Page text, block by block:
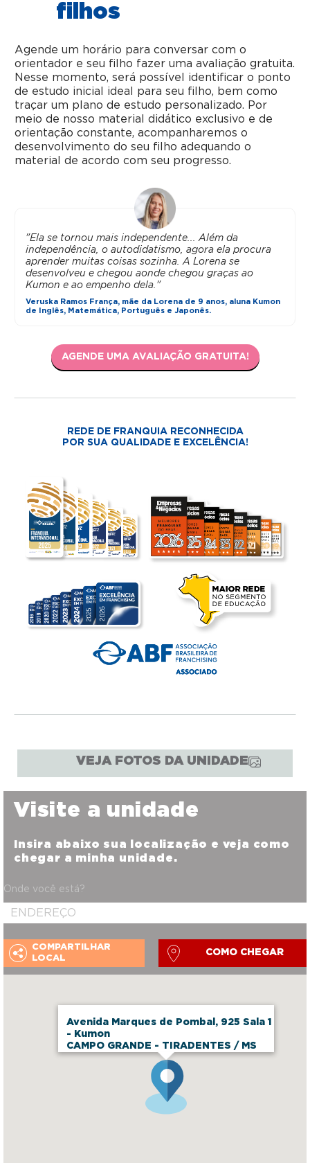
filhos
Agende um horário para conversar com o
orientador e seu filho fazer uma avaliação gratuita.
Nesse momento, será possível identificar o ponto
de estudo inicial ideal para seu filho, bem como
traçar um plano de estudo personalizado. Por
meio de nosso material didático exclusivo e de
orientação constante, acompanharemos o
desenvolvimento do seu filho adequando o
material de acordo com seu progresso.
"Ela se tornou mais independente... Além da
independência, o autodidatismo, agora ela procura
aprender muitas coisas sozinha. A Lorena se
desenvolveu e chegou aonde chegou graças ao
Kumon e ao empenho dela."
Veruska Ramos França, mãe da Lorena de 9 anos, aluna Kumon
de Inglês, Matemática, Português e Japonês.
AGENDE UMA AVALIAÇÃO GRATUITA!
REDE DE FRANQUIA RECONHECIDA
POR SUA QUALIDADE E EXCELÊNCIA!
VEJA FOTOS DA UNIDADE
Avenida Marques de Pombal, 925 Sala 1
- Kumon
CAMPO GRANDE - TIRADENTES / MS
Visite a unidade
Insira abaixo sua localização e veja como
chegar a minha unidade.
Onde você está?
COMPARTILHAR
LOCAL
COMO CHEGAR